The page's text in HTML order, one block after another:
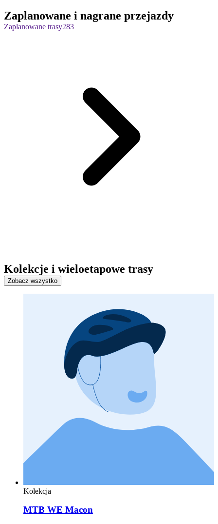
Zaplanowane i nagrane przejazdy
Zaplanowane trasy283
Kolekcje i wieloetapowe trasy
Zobacz wszystko
Kolekcja
MTB WE Macon